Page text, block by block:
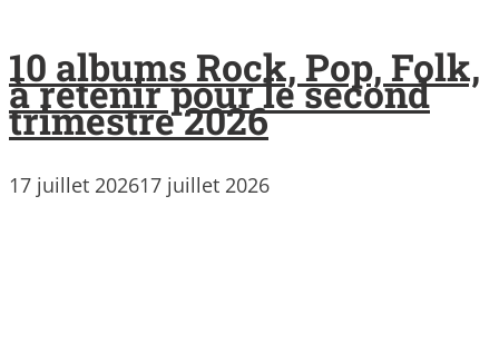
10 albums Rock, Pop, Folk,
à retenir pour le second
trimestre 2026
17 juillet 202617 juillet 2026